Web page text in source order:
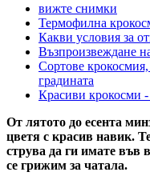
вижте снимки
Термофилна
Какви условия за
Възпроизвеждане
Сортове крокосмия,
градината
Красиви крокосми
От лятото до есента
цветя с красив навик.
струва да ги имате във
се грижим за чатала.